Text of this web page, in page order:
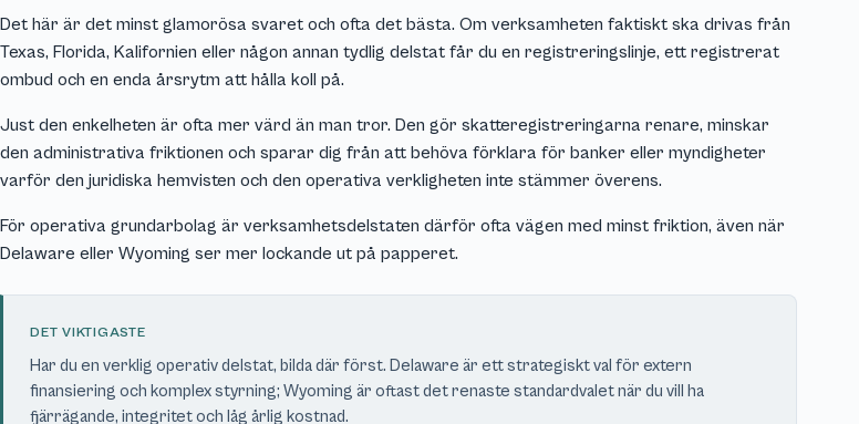
Det här är det minst glamorösa svaret och ofta det bästa. Om verksamheten faktiskt ska drivas från
Texas, Florida, Kalifornien eller någon annan tydlig delstat får du en registreringslinje, ett registrerat
ombud och en enda årsrytm att hålla koll på.
Just den enkelheten är ofta mer värd än man tror. Den gör skatteregistreringarna renare, minskar
den administrativa friktionen och sparar dig från att behöva förklara för banker eller myndigheter
varför den juridiska hemvisten och den operativa verkligheten inte stämmer överens.
För operativa grundarbolag är verksamhetsdelstaten därför ofta vägen med minst friktion, även när
Delaware eller Wyoming ser mer lockande ut på papperet.
DET VIKTIGASTE
Har du en verklig operativ delstat, bilda där först. Delaware är ett strategiskt val för extern
finansiering och komplex styrning; Wyoming är oftast det renaste standardvalet när du vill ha
fjärrägande, integritet och låg årlig kostnad.